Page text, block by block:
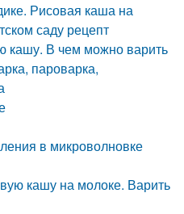
Рисовая каша на
саду рецепт
кашу. В чем можно варить
пароварка,
в микроволновке
кашу на молоке. Варить